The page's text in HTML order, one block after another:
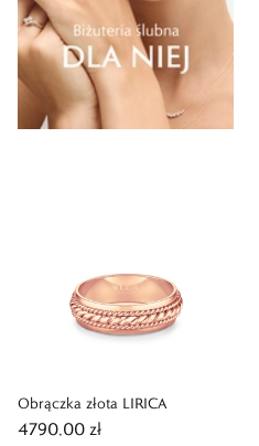
Obrączka złota LIRICA
4790,00 zł